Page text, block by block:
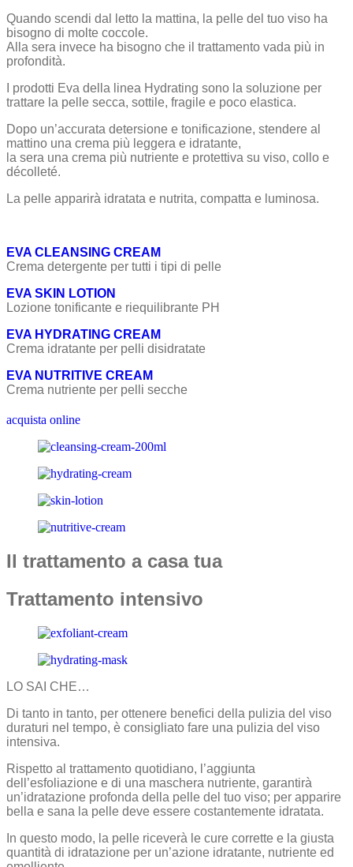
Quando scendi dal letto la mattina, la pelle del tuo viso ha
bisogno di molte coccole.
Alla sera invece ha bisogno che il trattamento vada più in
profondità.
I prodotti Eva della linea Hydrating sono la soluzione per
trattare la pelle secca, sottile, fragile e poco elastica.
Dopo un’accurata detersione e tonificazione, stendere al
mattino una crema più leggera e idratante,
la sera una crema più nutriente e protettiva su viso, collo e
décolleté.
La pelle apparirà idratata e nutrita, compatta e luminosa.
EVA CLEANSING CREAM
Crema detergente per tutti i tipi di pelle
EVA SKIN LOTION
Lozione tonificante e riequilibrante PH
EVA HYDRATING CREAM
Crema idratante per pelli disidratate
EVA NUTRITIVE CREAM
Crema nutriente per pelli secche
acquista online
Il trattamento a casa tua
Trattamento intensivo
LO SAI CHE…
Di tanto in tanto, per ottenere benefici della pulizia del viso
duraturi nel tempo, è consigliato fare una pulizia del viso
intensiva.
Rispetto al trattamento quotidiano, l’aggiunta
dell’esfoliazione e di una maschera nutriente, garantirà
un’idratazione profonda della pelle del tuo viso; per apparire
bella e sana la pelle deve essere costantemente idratata.
In questo modo, la pelle riceverà le cure corrette e la giusta
quantità di idratazione per un’azione idratante, nutriente ed